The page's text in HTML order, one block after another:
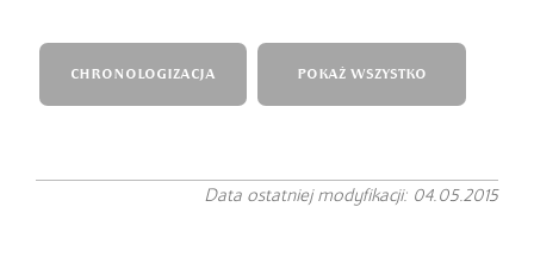
CHRONOLOGIZACJA POKAŻ WSZYSTKO
Data ostatniej modyfikacji: 04.05.2015